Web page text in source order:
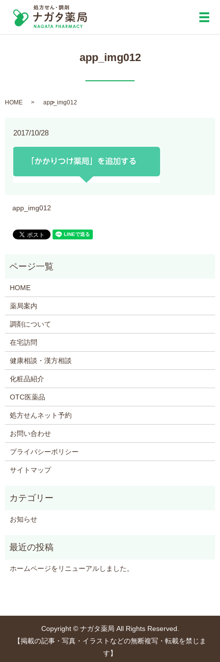
メ
app_img012
HOME app_img012
2017/10/28
app_img012
HOME
薬局案内
調剤について
在宅訪問
健康相談・漢方相談
化粧品紹介
OTC医薬品
処方せんネット予約
お問い合わせ
プライバシーポリシー
サイトマップ
お知らせ
ホームページをリニューアルしました。
Copyright © ナガタ薬局 All Rights Reserved.
【掲載の記事・写真・イラストなどの無断複写・転載を禁じま
す】